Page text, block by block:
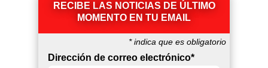
RECIBE LAS NOTICIAS DE ÚLTIMO
MOMENTO EN TU EMAIL
*indica que es obligatorio
Dirección de correo electrónico*